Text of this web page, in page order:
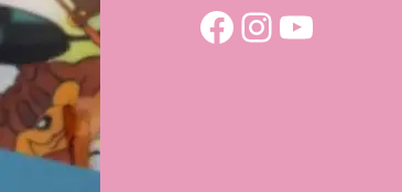
Facebook
Instagram